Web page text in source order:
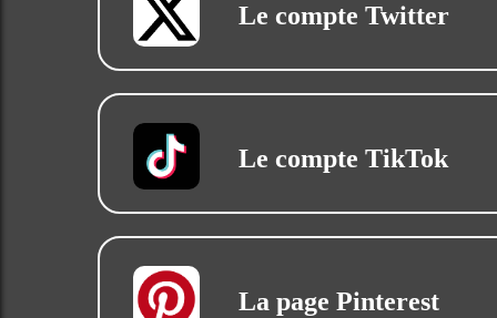
Le compte Twitter
Le compte TikTok
La page Pinterest